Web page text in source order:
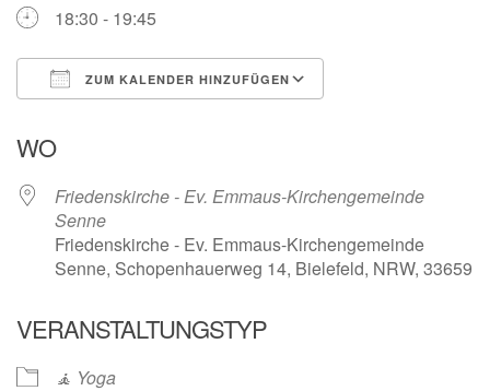
18:30 - 19:45
ZUM KALENDER HINZUFÜGEN
WO
Friedenskirche - Ev. Emmaus-Kirchengemeinde
Senne
Friedenskirche - Ev. Emmaus-Kirchengemeinde
Senne, Schopenhauerweg 14, Bielefeld, NRW, 33659
VERANSTALTUNGSTYP
🧘 Yoga